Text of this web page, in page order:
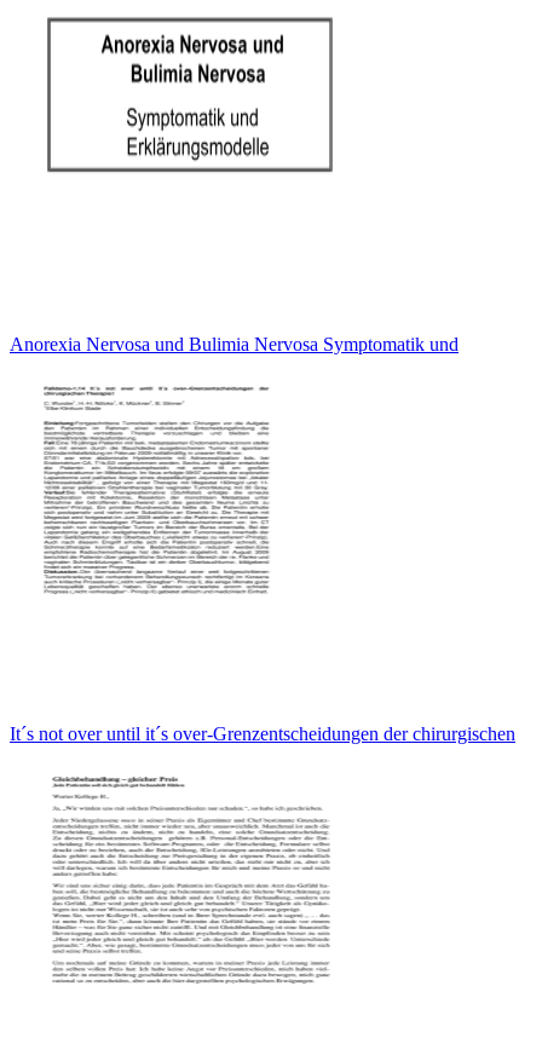
Anorexia Nervosa und Bulimia Nervosa Symptomatik und
It´s not over until it´s over-Grenzentscheidungen der chirurgischen